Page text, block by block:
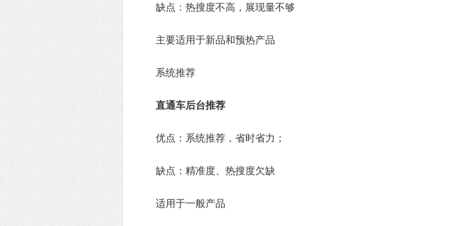
缺点：热搜度不高，展现量不够
主要适用于新品和预热产品
系统推荐
直通车后台推荐
优点：系统推荐，省时省力；
缺点：精准度、热搜度欠缺
适用于一般产品